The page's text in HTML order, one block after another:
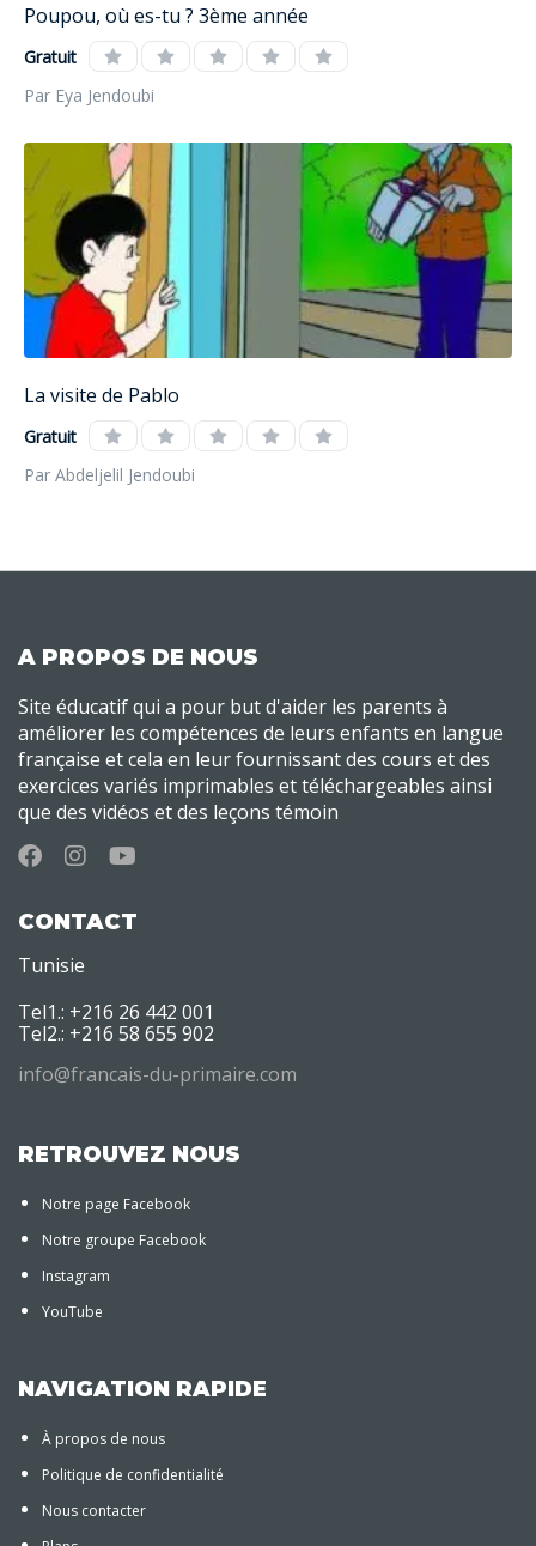
Poupou, où es-tu ? 3ème année
Gratuit
Par Eya Jendoubi
La visite de Pablo
Gratuit
Par Abdeljelil Jendoubi
A PROPOS DE NOUS
Site éducatif qui a pour but d'aider les parents à
améliorer les compétences de leurs enfants en langue
française et cela en leur fournissant des cours et des
exercices variés imprimables et téléchargeables ainsi
que des vidéos et des leçons témoin
CONTACT
Tunisie
Tel1.: +216 26 442 001
Tel2.: +216 58 655 902
info@francais-du-primaire.com
RETROUVEZ NOUS
Notre page Facebook
Notre groupe Facebook
Instagram
YouTube
NAVIGATION RAPIDE
À propos de nous
Politique de confidentialité
Nous contacter